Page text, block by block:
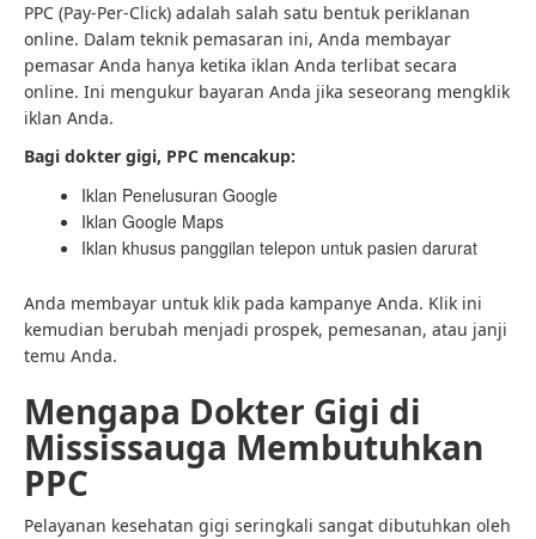
PPC (Pay-Per-Click) adalah salah satu bentuk periklanan
online. Dalam teknik pemasaran ini, Anda membayar
pemasar Anda hanya ketika iklan Anda terlibat secara
online. Ini mengukur bayaran Anda jika seseorang mengklik
iklan Anda.
Bagi dokter gigi, PPC mencakup:
Iklan Penelusuran Google
Iklan Google Maps
Iklan khusus panggilan telepon untuk pasien darurat
Anda membayar untuk klik pada kampanye Anda. Klik ini
kemudian berubah menjadi prospek, pemesanan, atau janji
temu Anda.
Mengapa Dokter Gigi di
Mississauga Membutuhkan
PPC
Pelayanan kesehatan gigi seringkali sangat dibutuhkan oleh